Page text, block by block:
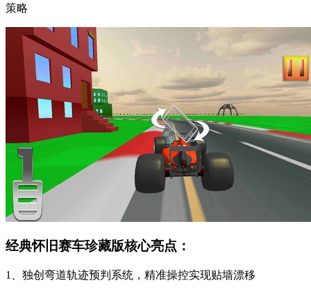
策略
经典怀旧赛车珍藏版核心亮点：
1、独创弯道轨迹预判系统，精准操控实现贴墙漂移